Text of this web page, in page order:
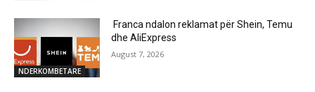
NDERKOMBETARE
Franca ndalon reklamat për Shein, Temu
dhe AliExpress
August 7, 2026